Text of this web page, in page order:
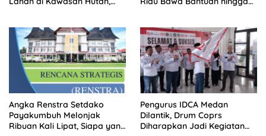
Angka Renstra Setdako
Payakumbuh Melonjak
Ribuan Kali Lipat, Siapa yang
Pengurus IDCA Medan
Dilantik, Drum Coprs
Diharapkan Jadi Kegiatan